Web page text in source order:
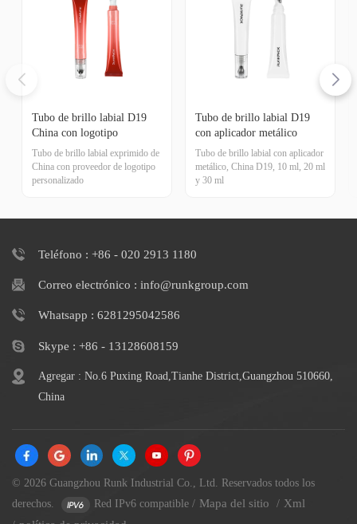
Tubo de brillo labial D19
China con logotipo
personalizado
Tubo de brillo labial exprimido de
China con proveedor de logotipo
personalizado
Tubo de brillo labial D19
con aplicador metálico
Tubo de brillo labial con aplicador
metálico, China D19, 10 ml, 20 ml
y 30 ml
Teléfono : +86 - 020 2913 1180
Correo electrónico : info@runkgroup.com
Whatsapp : 6281295042586
Skype : +86 - 13128608159
Agregar : No.6 Puxing Road,Tianhe District,Guangzhou 510660,
China
© 2026 Guangzhou Runk Industrial Co., Ltd. Reservados todos los
derechos.
Red IPv6 compatible/ Mapa del sitio / Xml